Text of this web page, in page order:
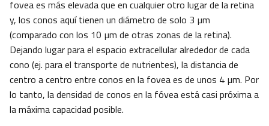
fovea es más elevada que en cualquier otro lugar de la retina
y, los conos aquí tienen un diámetro de solo 3 µm
(comparado con los 10 µm de otras zonas de la retina).
Dejando lugar para el espacio extracellular alrededor de cada
cono (ej. para el transporte de nutrientes), la distancia de
centro a centro entre conos en la fovea es de unos 4 µm. Por
lo tanto, la densidad de conos en la fóvea está casi próxima a
la máxima capacidad posible.